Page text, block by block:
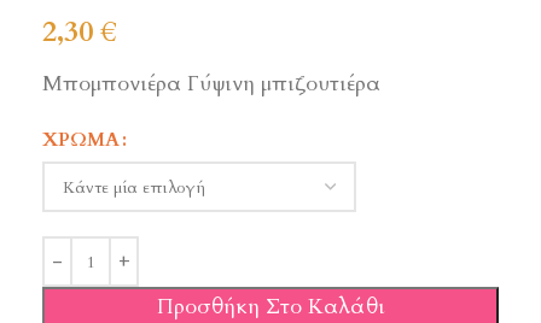
2,30€
Μπομπονιέρα Γύψινη μπιζουτιέρα
ΧΡΏΜΑ
Προσθήκη Στο Καλάθι